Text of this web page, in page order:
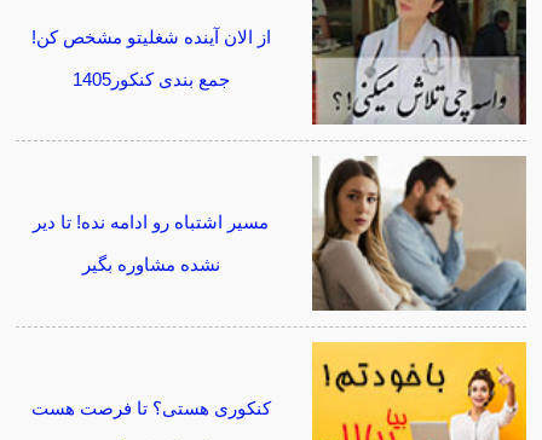
از الان آینده شغلیتو مشخص کن!
جمع بندی کنکور1405
مسیر اشتباه رو ادامه نده! تا دیر
نشده مشاوره بگیر
کنکوری هستی؟ تا فرصت هست